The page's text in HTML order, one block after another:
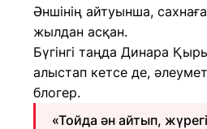
Әншінің айтуынша,
жылдан асқан.
Бүгінгі таңда Динара
алыстап кетсе де,
блогер.
«Тойда ән айтып,